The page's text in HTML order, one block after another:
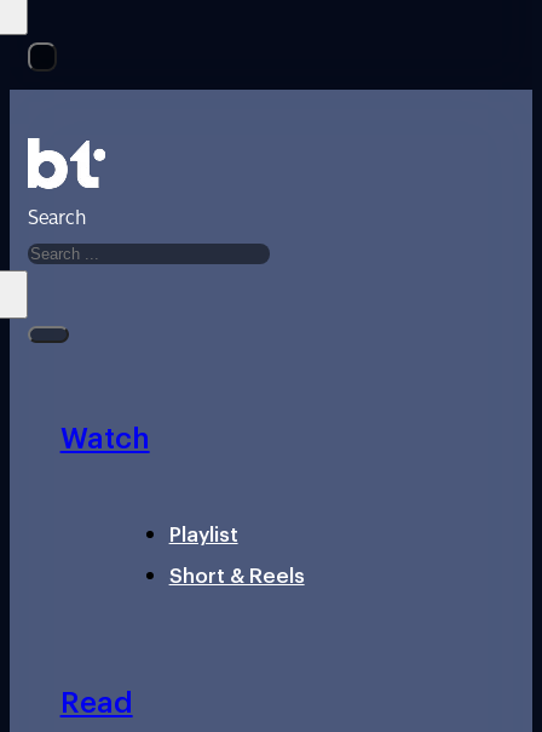
Search
Watch
Playlist
Short & Reels
Read